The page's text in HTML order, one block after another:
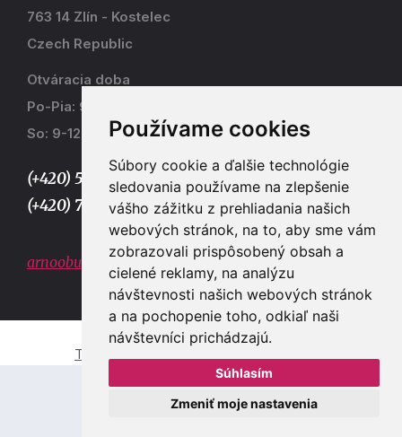
Používame cookies
Súbory cookie a ďalšie technológie
sledovania používame na zlepšenie
vášho zážitku z prehliadania našich
webových stránok, na to, aby sme vám
zobrazovali prispôsobený obsah a
cielené reklamy, na analýzu
návštevnosti našich webových stránok
a na pochopenie toho, odkiaľ naši
návštevníci prichádzajú.
Súhlasím
Zmeniť moje nastavenia
763 14 Zlín - Kostelec
Czech Republic
Otváracia doba
Po-Pia: 9-17
So: 9-12
(+420) 577 915 036,
(+420) 773 667 390
arnoobuv@gmail.com
Tvorba e-shopů a webových stránek Zlín